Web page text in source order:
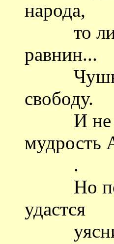
народа,
то ли в
равнин...
Чушь!
свободу.
И не с
мудрость
.
Но
удастся